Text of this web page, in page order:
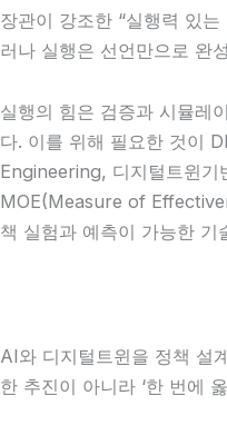
장관이 강조한 “실행력 있
러나 실행은 선언만으로 완
실행의 힘은 검증과 시뮬레
다. 이를 위해 필요한 것이
Engineering, 디지털트윈기
MOE(Measure of
책 실험과 예측이 가능한 기
AI와 디지털트윈을 정책 설
한 추진이 아니라 ‘한 번에